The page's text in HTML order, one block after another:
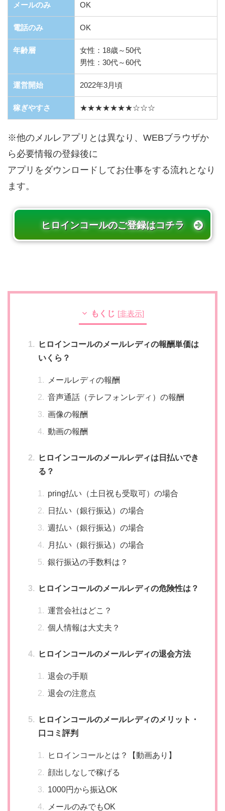
メールのみ OK
電話のみ OK
年齢層
女性：18歳～50代
男性：30代～60代
運営開始 2022年3月頃
稼ぎやすさ ★★★★★★★☆☆☆
※他のメルレアプリとは異なり、WEBブラウザか
ら必要情報の登録後に
アプリをダウンロードしてお仕事をする流れとなり
ます。
ヒロインコールのご登録はコチラ
もくじ [非表示]
ヒロインコールのメールレディの報酬単価は
いくら？
メールレディの報酬
音声通話（テレフォンレディ）の報酬
画像の報酬
動画の報酬
ヒロインコールのメールレディは日払いでき
る？
pring払い（土日祝も受取可）の場合
日払い（銀行振込）の場合
週払い（銀行振込）の場合
月払い（銀行振込）の場合
銀行振込の手数料は？
ヒロインコールのメールレディの危険性は？
運営会社はどこ？
個人情報は大丈夫？
ヒロインコールのメールレディの退会方法
退会の手順
退会の注意点
ヒロインコールのメールレディのメリット・
口コミ評判
ヒロインコールとは？【動画あり】
顔出しなしで稼げる
1000円から振込OK
メールのみでもOK